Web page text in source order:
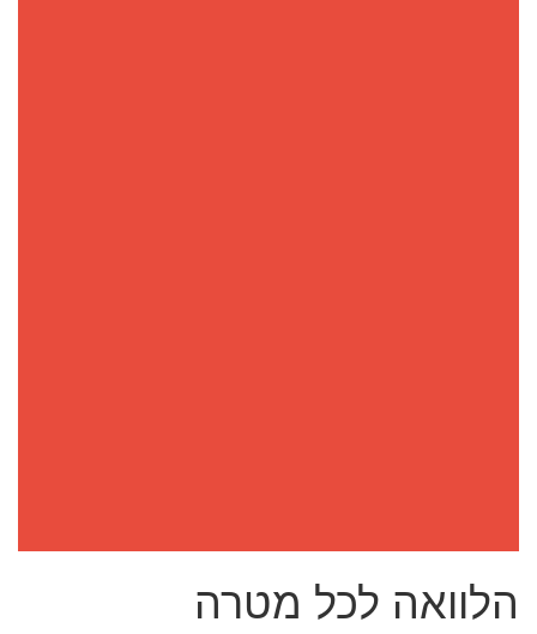
הלוואה לכל מטרה